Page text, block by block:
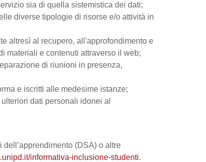
sia di quella sistemistica dei dati;
diverse tipologie di risorse e/o attività in
altresì al recupero, all'approfondimento e
materiali e contenuti attraverso il web;
di riunioni in presenza,
e iscritti alle medesime istanze;
dati personali idonei al
(DSA) o altre
informativa-inclusione-studenti.